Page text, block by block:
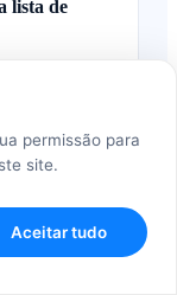
lista de
feito
listas de
permissão para
site.
Aceitar tudo